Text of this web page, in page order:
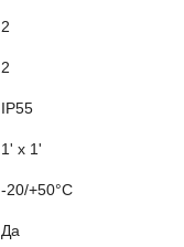
2
2
IP55
1' x 1'
-20/+50°С
Да